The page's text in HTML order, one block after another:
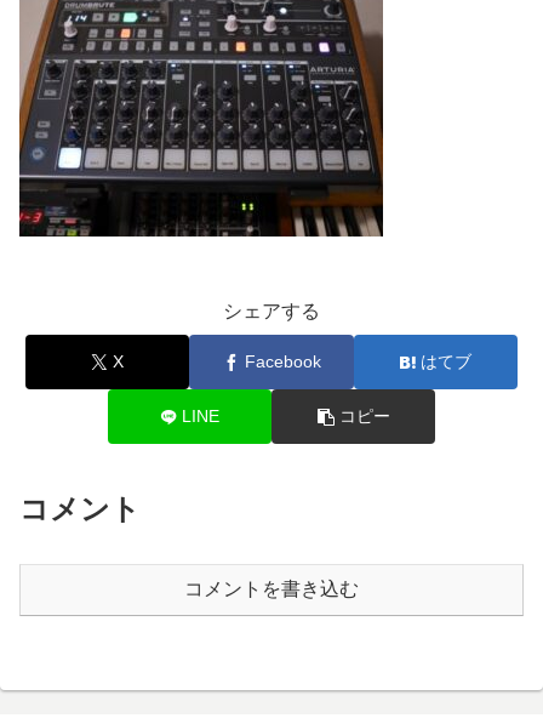
シェアする
X Facebook はてブ
LINE コピー
コメント
コメントを書き込む